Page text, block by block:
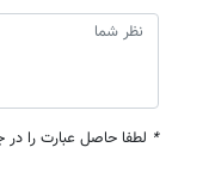
* لطفا حاصل عبارت را در